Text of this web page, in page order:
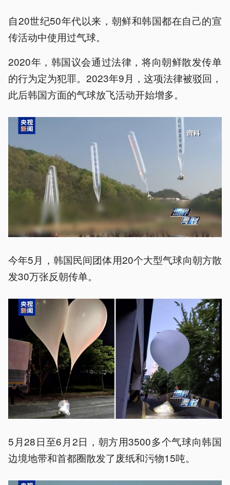
自20世纪50年代以来，朝鲜和韩国都在自己的宣
传活动中使用过气球。
2020年，韩国议会通过法律，将向朝鲜散发传单
的行为定为犯罪。2023年9月，这项法律被驳回，
此后韩国方面的气球放飞活动开始增多。
今年5月，韩国民间团体用20个大型气球向朝方散
发30万张反朝传单。
5月28日至6月2日，朝方用3500多个气球向韩国
边境地带和首都圈散发了废纸和污物15吨。